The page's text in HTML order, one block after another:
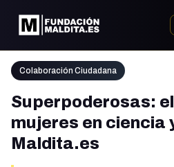
Colaboración Ciudadana
Superpoderosas:
mujeres en ciencia
Maldita.es